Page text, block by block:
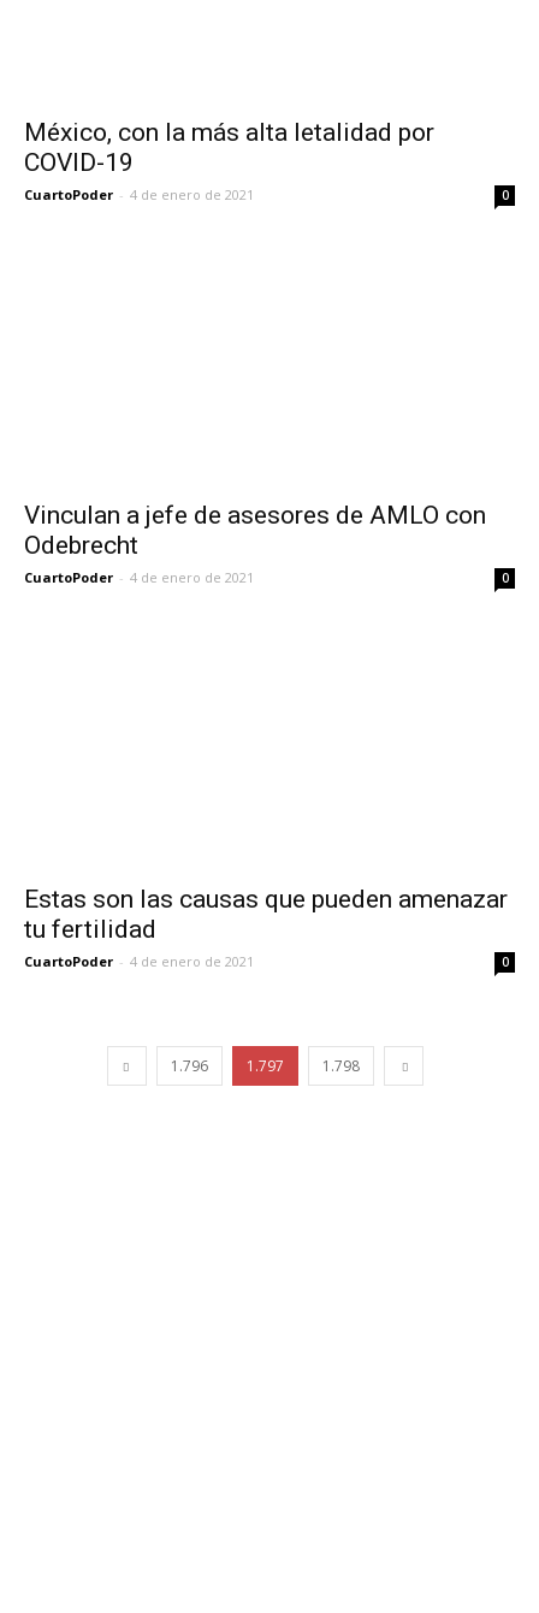
México, con la más alta letalidad por
COVID-19
CuartoPoder - 4 de enero de 2021 0
Vinculan a jefe de asesores de AMLO con
Odebrecht
CuartoPoder - 4 de enero de 2021 0
Estas son las causas que pueden amenazar
tu fertilidad
CuartoPoder - 4 de enero de 2021 0
1.796 1.797 1.798